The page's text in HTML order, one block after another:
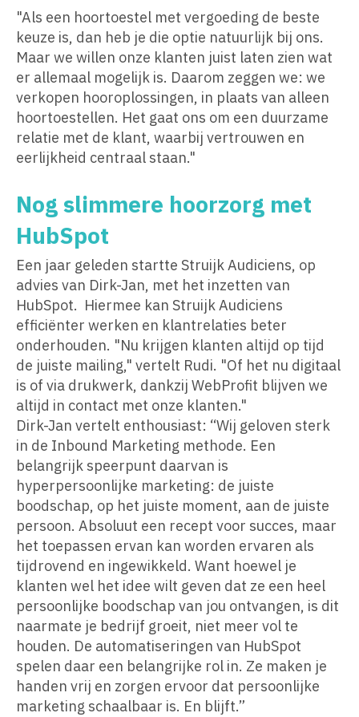
"Als een hoortoestel met vergoeding de beste
keuze is, dan heb je die optie natuurlijk bij ons.
Maar we willen onze klanten juist laten zien wat
er allemaal mogelijk is. Daarom zeggen we: we
verkopen hooroplossingen, in plaats van alleen
hoortoestellen. Het gaat ons om een duurzame
relatie met de klant, waarbij vertrouwen en
eerlijkheid centraal staan."
Nog slimmere hoorzorg met
HubSpot
Een jaar geleden startte Struijk Audiciens, op
advies van Dirk-Jan, met het inzetten van
HubSpot. Hiermee kan Struijk Audiciens
efficiënter werken en klantrelaties beter
onderhouden. "Nu krijgen klanten altijd op tijd
de juiste mailing," vertelt Rudi. "Of het nu digitaal
is of via drukwerk, dankzij WebProfit blijven we
altijd in contact met onze klanten."
Dirk-Jan vertelt enthousiast: “Wij geloven sterk
in de Inbound Marketing methode. Een
belangrijk speerpunt daarvan is
hyperpersoonlijke marketing: de juiste
boodschap, op het juiste moment, aan de juiste
persoon. Absoluut een recept voor succes, maar
het toepassen ervan kan worden ervaren als
tijdrovend en ingewikkeld. Want hoewel je
klanten wel het idee wilt geven dat ze een heel
persoonlijke boodschap van jou ontvangen, is dit
naarmate je bedrijf groeit, niet meer vol te
houden. De automatiseringen van HubSpot
spelen daar een belangrijke rol in. Ze maken je
handen vrij en zorgen ervoor dat persoonlijke
marketing schaalbaar is. En blijft.”